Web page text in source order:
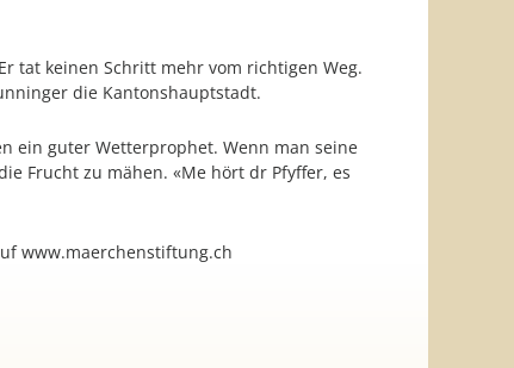
tat keinen Schritt mehr vom richtigen Weg.
die Kantonshauptstadt.
ein guter Wetterprophet. Wenn man seine
Frucht zu mähen. «Me hört dr Pfyffer, es
www.maerchenstiftung.ch